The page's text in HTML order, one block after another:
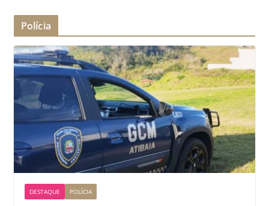
Polícia
DESTAQUE POLÍCIA